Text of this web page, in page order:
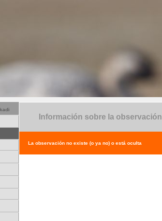
Información sobre la observación
La observación no existe (o ya no) o está oculta